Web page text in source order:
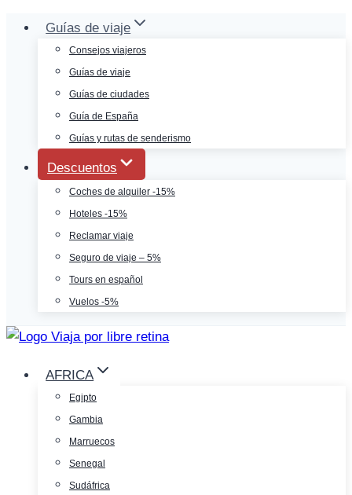
Saltar
contenido
Guías de viaje
Consejos viajeros
Guías de viaje
Guías de ciudades
Guía de España
Guías y rutas de senderismo
Descuentos
Coches de alquiler -15%
Hoteles -15%
Reclamar viaje
Seguro de viaje – 5%
Tours en español
Vuelos -5%
AFRICA
Egipto
Gambia
Marruecos
Senegal
Sudáfrica